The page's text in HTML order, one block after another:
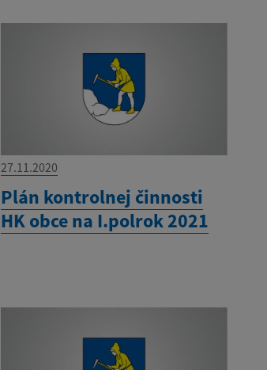
27.11.2020
Plán kontrolnej činnosti
HK obce na I.polrok 2021